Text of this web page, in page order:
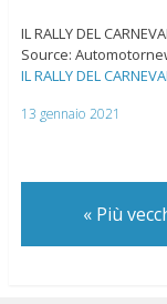
IL RALLY DEL
Source:
IL RALLY DEL
13 gennaio 2021
«Più